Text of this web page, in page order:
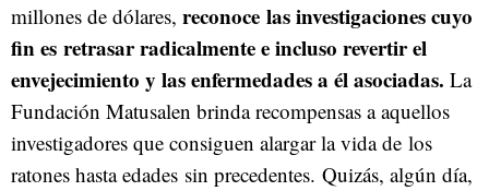
millones de dólares, reconoce las investigaciones cuyo
fin es retrasar radicalmente e incluso revertir el
envejecimiento y las enfermedades a él asociadas. La
Fundación Matusalen brinda recompensas a aquellos
investigadores que consiguen alargar la vida de los
ratones hasta edades sin precedentes. Quizás, algún día,